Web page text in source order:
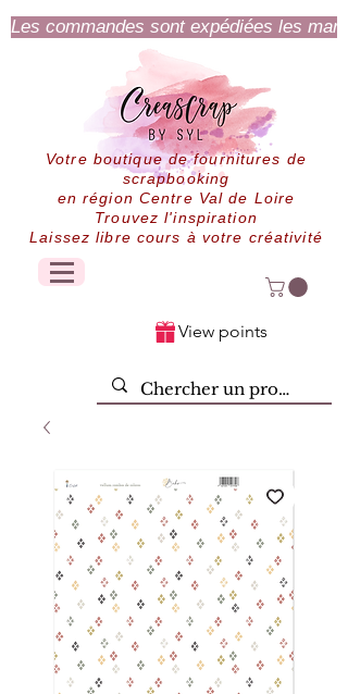
Les commandes sont expédiées les
Votre boutique de fournitures de
scrapbooking
en région Centre Val de Loire
Trouvez l'inspiration
Laissez libre cours à votre créativité
View points